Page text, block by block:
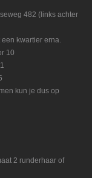
482 (links achter
kwartier erna.
10
kun je dus op
2 runderhaar of